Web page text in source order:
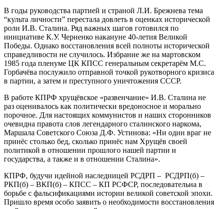
В годы руководства партией и страной Л.И. Брежнева тема
“культа личности” перестала довлеть в оценках исторической
роли И.В. Сталина. Ряд важных шагов готовился по
инициативе К.У. Черненко накануне 40-летия Великой
Победы. Однако восстановления всей полноты исторической
справедливости не случилось. Избрание же на мартовском
1985 года пленуме ЦК КПСС генеральным секретарём М.С.
Горбачёва послужило отправной точкой рукотворного кризиса
в партии, а затем и преступного уничтожения СССР.
В работе КПРФ хрущёвское «развенчание» И.В. Сталина не
раз оценивалось как политически вредоносное и морально
порочное. Для настоящих коммунистов и наших сторонников
очевидна правота слов легендарного сталинского наркома,
Маршала Советского Союза Д.Ф. Устинова: «Ни один враг не
принёс столько бед, сколько принёс нам Хрущёв своей
политикой в отношении прошлого нашей партии и
государства, а также и в отношении Сталина».
КПРФ, будучи идейной наследницей РСДРП – РСДРП(б) –
РКП(б) – ВКП(б) – КПСС – КП РСФСР, последовательна в
борьбе с фальсификациями истории великой советской эпохи.
Пришло время особо заявить о необходимости восстановления